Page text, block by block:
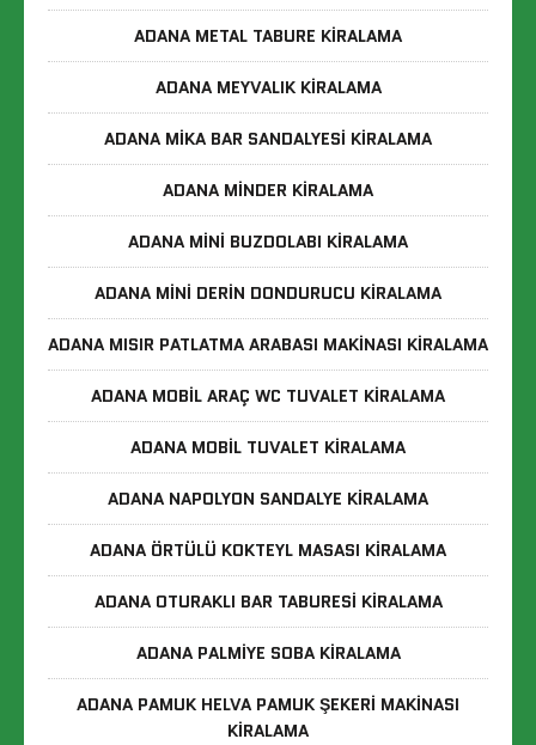
ADANA METAL TABURE KIRALAMA
ADANA MEYVALIK KIRALAMA
ADANA MIKA BAR SANDALYESI KIRALAMA
ADANA MINDER KIRALAMA
ADANA MINI BUZDOLABI KIRALAMA
ADANA MINI DERIN DONDURUCU KIRALAMA
ADANA MISIR PATLATMA ARABASI MAKINASI KIRALAMA
ADANA MOBIL ARAÇ WC TUVALET KIRALAMA
ADANA MOBIL TUVALET KIRALAMA
ADANA NAPOLYON SANDALYE KIRALAMA
ADANA ÖRTÜLÜ KOKTEYL MASASI KIRALAMA
ADANA OTURAKLI BAR TABURESI KIRALAMA
ADANA PALMIYE SOBA KIRALAMA
ADANA PAMUK HELVA PAMUK ŞEKERI MAKINASI
KIRALAMA